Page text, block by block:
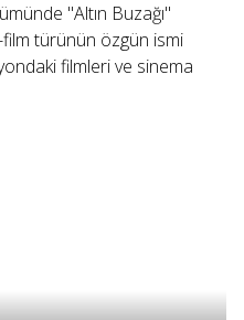
"Altın Buzağı"
türünün özgün ismi
filmleri ve sinema